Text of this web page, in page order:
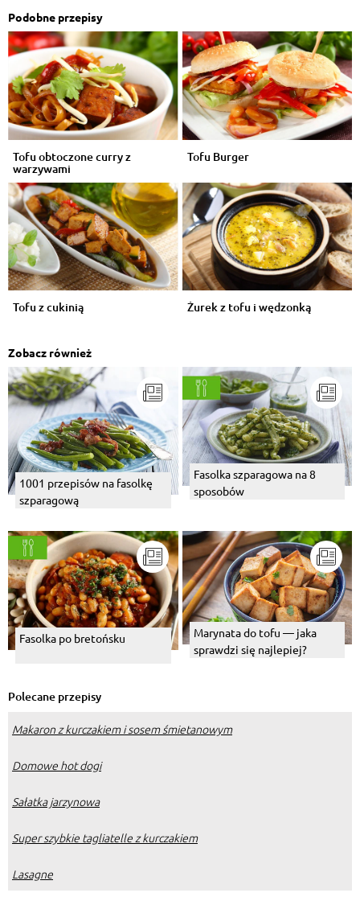
Podobne przepisy
Tofu obtoczone curry z
warzywami
Tofu Burger
Tofu z cukinią Żurek z tofu i wędzonką
Zobacz również
1001 przepisów na fasolkę
szparagową
Fasolka szparagowa na 8
sposobów
Fasolka po bretońsku
Marynata do tofu — jaka
sprawdzi się najlepiej?
Polecane przepisy
Makaron z kurczakiem i sosem śmietanowym
Domowe hot dogi
Sałatka jarzynowa
Super szybkie tagliatelle z kurczakiem
Lasagne